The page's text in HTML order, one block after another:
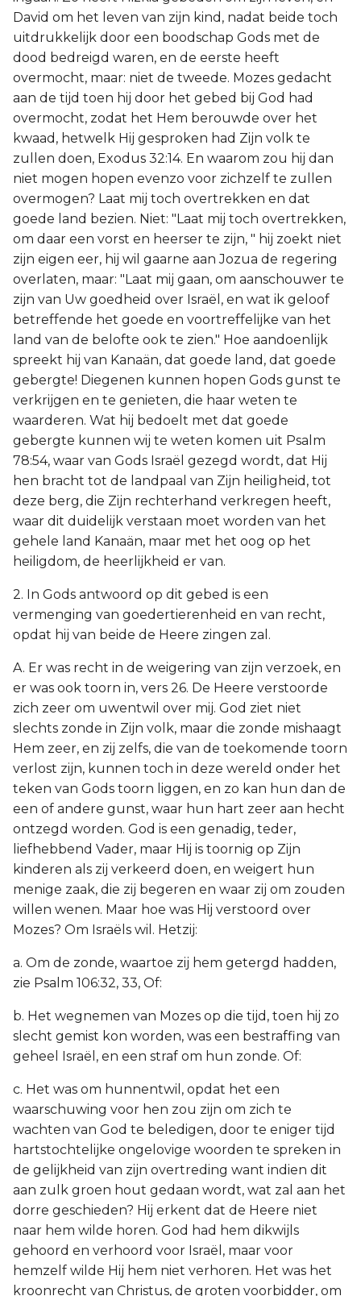
David om het leven van zijn kind, nadat beide toch
uitdrukkelijk door een boodschap Gods met de
dood bedreigd waren, en de eerste heeft
overmocht, maar: niet de tweede. Mozes gedacht
aan de tijd toen hij door het gebed bij God had
overmocht, zodat het Hem berouwde over het
kwaad, hetwelk Hij gesproken had Zijn volk te
zullen doen, Exodus 32:14. En waarom zou hij dan
niet mogen hopen evenzo voor zichzelf te zullen
overmogen? Laat mij toch overtrekken en dat
goede land bezien. Niet: "Laat mij toch overtrekken,
om daar een vorst en heerser te zijn, " hij zoekt niet
zijn eigen eer, hij wil gaarne aan Jozua de regering
overlaten, maar: "Laat mij gaan, om aanschouwer te
zijn van Uw goedheid over Israël, en wat ik geloof
betreffende het goede en voortreffelijke van het
land van de belofte ook te zien." Hoe aandoenlijk
spreekt hij van Kanaän, dat goede land, dat goede
gebergte! Diegenen kunnen hopen Gods gunst te
verkrijgen en te genieten, die haar weten te
waarderen. Wat hij bedoelt met dat goede
gebergte kunnen wij te weten komen uit Psalm
78:54, waar van Gods Israël gezegd wordt, dat Hij
hen bracht tot de landpaal van Zijn heiligheid, tot
deze berg, die Zijn rechterhand verkregen heeft,
waar dit duidelijk verstaan moet worden van het
gehele land Kanaän, maar met het oog op het
heiligdom, de heerlijkheid er van.
2. In Gods antwoord op dit gebed is een
vermenging van goedertierenheid en van recht,
opdat hij van beide de Heere zingen zal.
A. Er was recht in de weigering van zijn verzoek, en
er was ook toorn in, vers 26. De Heere verstoorde
zich zeer om uwentwil over mij. God ziet niet
slechts zonde in Zijn volk, maar die zonde mishaagt
Hem zeer, en zij zelfs, die van de toekomende toorn
verlost zijn, kunnen toch in deze wereld onder het
teken van Gods toorn liggen, en zo kan hun dan de
een of andere gunst, waar hun hart zeer aan hecht
ontzegd worden. God is een genadig, teder,
liefhebbend Vader, maar Hij is toornig op Zijn
kinderen als zij verkeerd doen, en weigert hun
menige zaak, die zij begeren en waar zij om zouden
willen wenen. Maar hoe was Hij verstoord over
Mozes? Om Israëls wil. Hetzij:
a. Om de zonde, waartoe zij hem getergd hadden,
zie Psalm 106:32, 33, Of:
b. Het wegnemen van Mozes op die tijd, toen hij zo
slecht gemist kon worden, was een bestraffing van
geheel Israël, en een straf om hun zonde. Of:
c. Het was om hunnentwil, opdat het een
waarschuwing voor hen zou zijn om zich te
wachten van God te beledigen, door te eniger tijd
hartstochtelijke ongelovige woorden te spreken in
de gelijkheid van zijn overtreding want indien dit
aan zulk groen hout gedaan wordt, wat zal aan het
dorre geschieden? Hij erkent dat de Heere niet
naar hem wilde horen. God had hem dikwijls
gehoord en verhoord voor Israël, maar voor
hemzelf wilde Hij hem niet verhoren. Het was het
kroonrecht van Christus, de groten voorbidder, om